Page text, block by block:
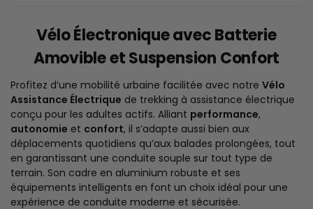
Vélo Électronique avec Batterie
Amovible et Suspension Confort
Profitez d’une mobilité urbaine facilitée avec notre Vélo
Assistance Électrique de trekking à assistance électrique
conçu pour les adultes actifs. Alliant performance,
autonomie et confort, il s’adapte aussi bien aux
déplacements quotidiens qu’aux balades prolongées, tout
en garantissant une conduite souple sur tout type de
terrain. Son cadre en aluminium robuste et ses
équipements intelligents en font un choix idéal pour une
expérience de conduite moderne et sécurisée.